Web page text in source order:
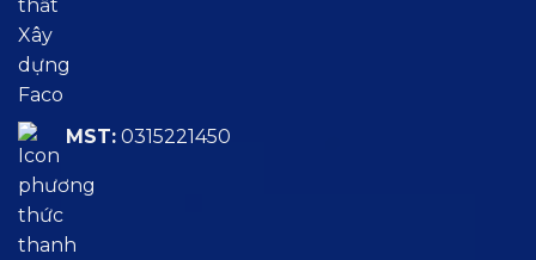
MST: 0315221450